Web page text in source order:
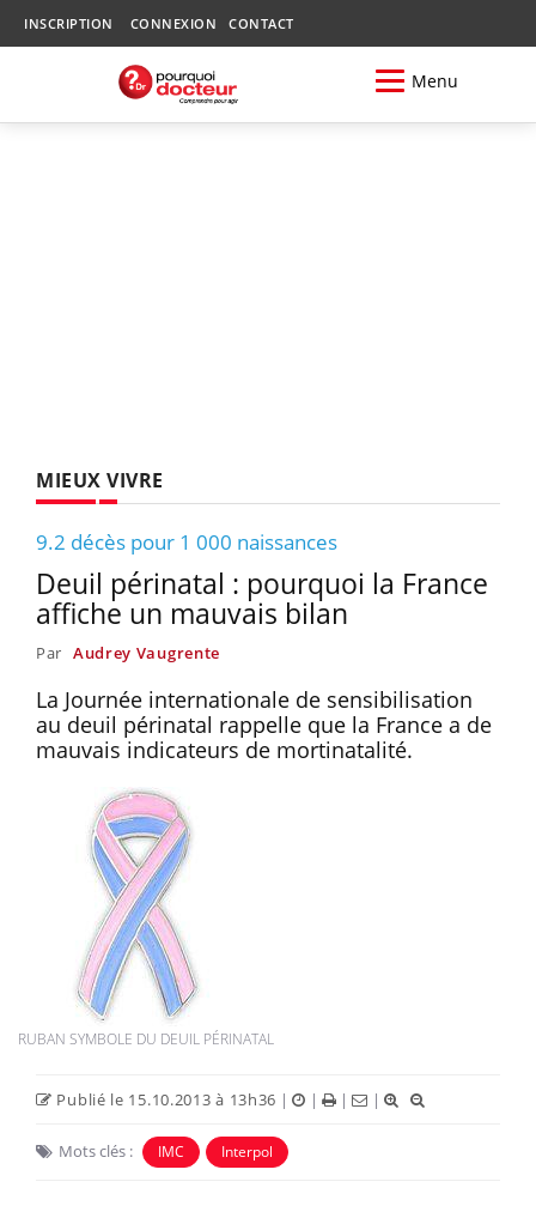
INSCRIPTION CONNEXION CONTACT
Menu
MIEUX VIVRE
9.2 décès pour 1 000 naissances
Deuil périnatal : pourquoi la France
affiche un mauvais bilan
Par Audrey Vaugrente
La Journée internationale de sensibilisation
au deuil périnatal rappelle que la France a de
mauvais indicateurs de mortinatalité.
RUBAN SYMBOLE DU DEUIL PÉRINATAL
Publié le 15.10.2013 à 13h36 | | | |
Mots clés : IMC Interpol